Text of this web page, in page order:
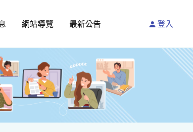
網站導覽 最新公告 登入